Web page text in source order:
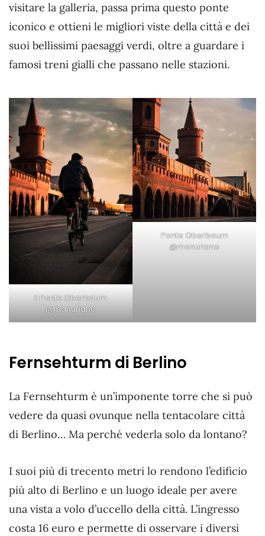
visitare la galleria, passa prima questo ponte
iconico e ottieni le migliori viste della città e dei
suoi bellissimi paesaggi verdi, oltre a guardare i
famosi treni gialli che passano nelle stazioni.
Il Ponte Oberbaum
@manuriano
Ponte Oberbaum
@manuriano
Fernsehturm di Berlino
La Fernsehturm è un’imponente torre che si può
vedere da quasi ovunque nella tentacolare città
di Berlino… Ma perché vederla solo da lontano?
I suoi più di trecento metri lo rendono l’edificio
più alto di Berlino e un luogo ideale per avere
una vista a volo d’uccello della città. L’ingresso
costa 16 euro e permette di osservare i diversi